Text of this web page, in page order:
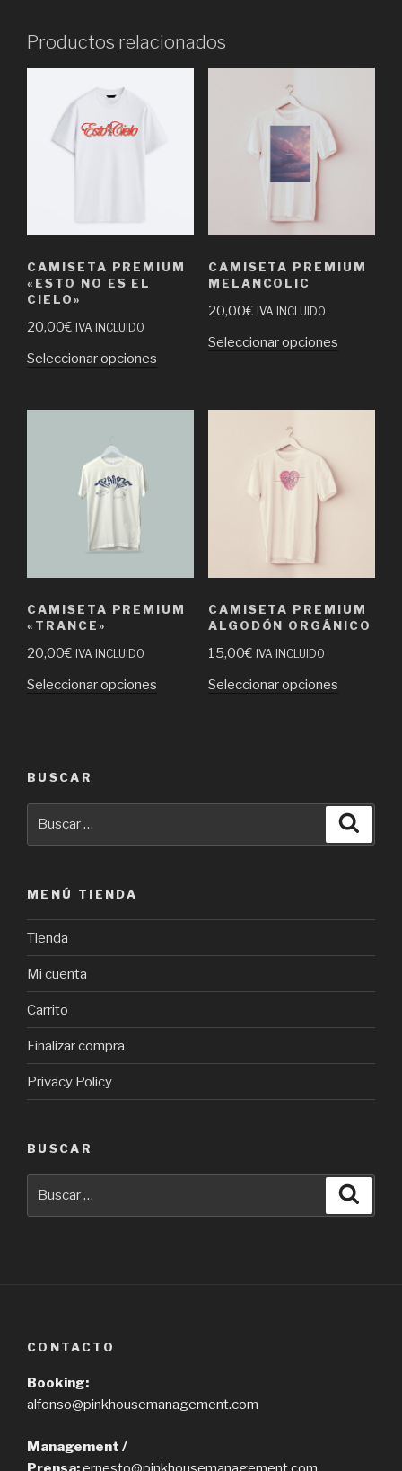
Productos relacionados
CAMISETA PREMIUM
«ESTO NO ES EL
CIELO»
20,00€ IVA INCLUIDO
Seleccionar opciones
CAMISETA PREMIUM
MELANCOLIC
20,00€ IVA INCLUIDO
Seleccionar opciones
CAMISETA PREMIUM
«TRANCE»
20,00€ IVA INCLUIDO
Seleccionar opciones
CAMISETA PREMIUM
ALGODÓN ORGÁNICO
15,00€ IVA INCLUIDO
Seleccionar opciones
BUSCAR
MENÚ TIENDA
Tienda
Mi cuenta
Carrito
Finalizar compra
Privacy Policy
BUSCAR
CONTACTO
Booking:
alfonso@pinkhousemanagement.com
Management /